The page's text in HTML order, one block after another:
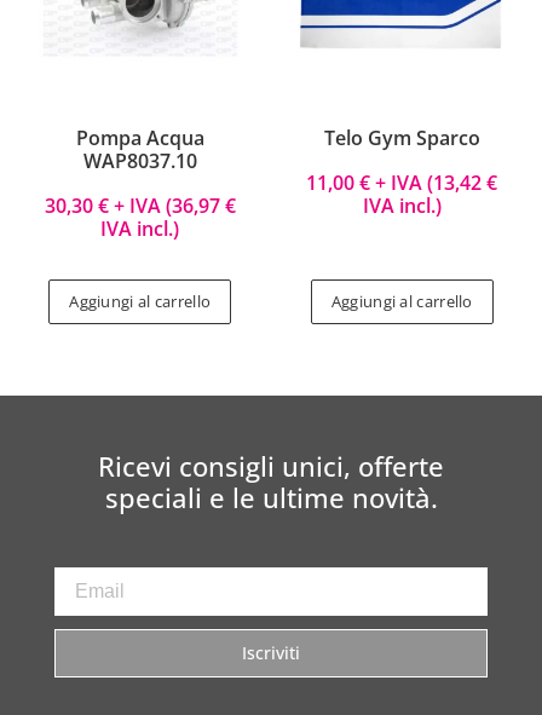
Pompa Acqua
WAP8037.10
30,30€+ IVA (36,97€
IVA incl.)
Aggiungi al carrello
Telo Gym Sparco
11,00€+ IVA (13,42€
IVA incl.)
Aggiungi al carrello
Ricevi consigli unici, offerte
speciali e le ultime novità.
Iscriviti